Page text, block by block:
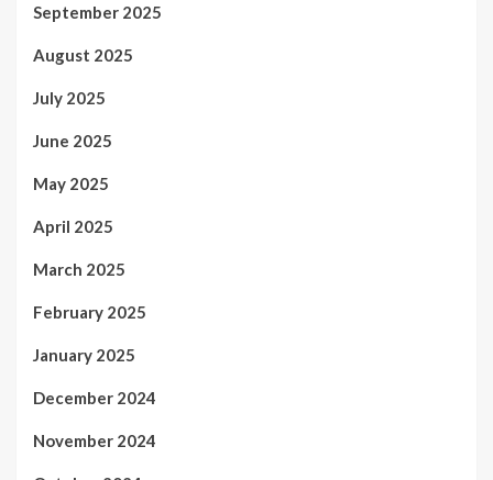
September 2025
August 2025
July 2025
June 2025
May 2025
April 2025
March 2025
February 2025
January 2025
December 2024
November 2024